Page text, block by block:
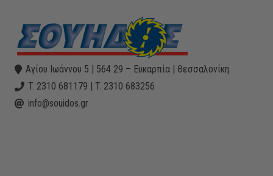
Αγίου Ιωάννου 5 | 564 29 – Ευκαρπία | Θεσσαλονίκη
T. 2310 681179 | T. 2310 683256
info@souidos.gr